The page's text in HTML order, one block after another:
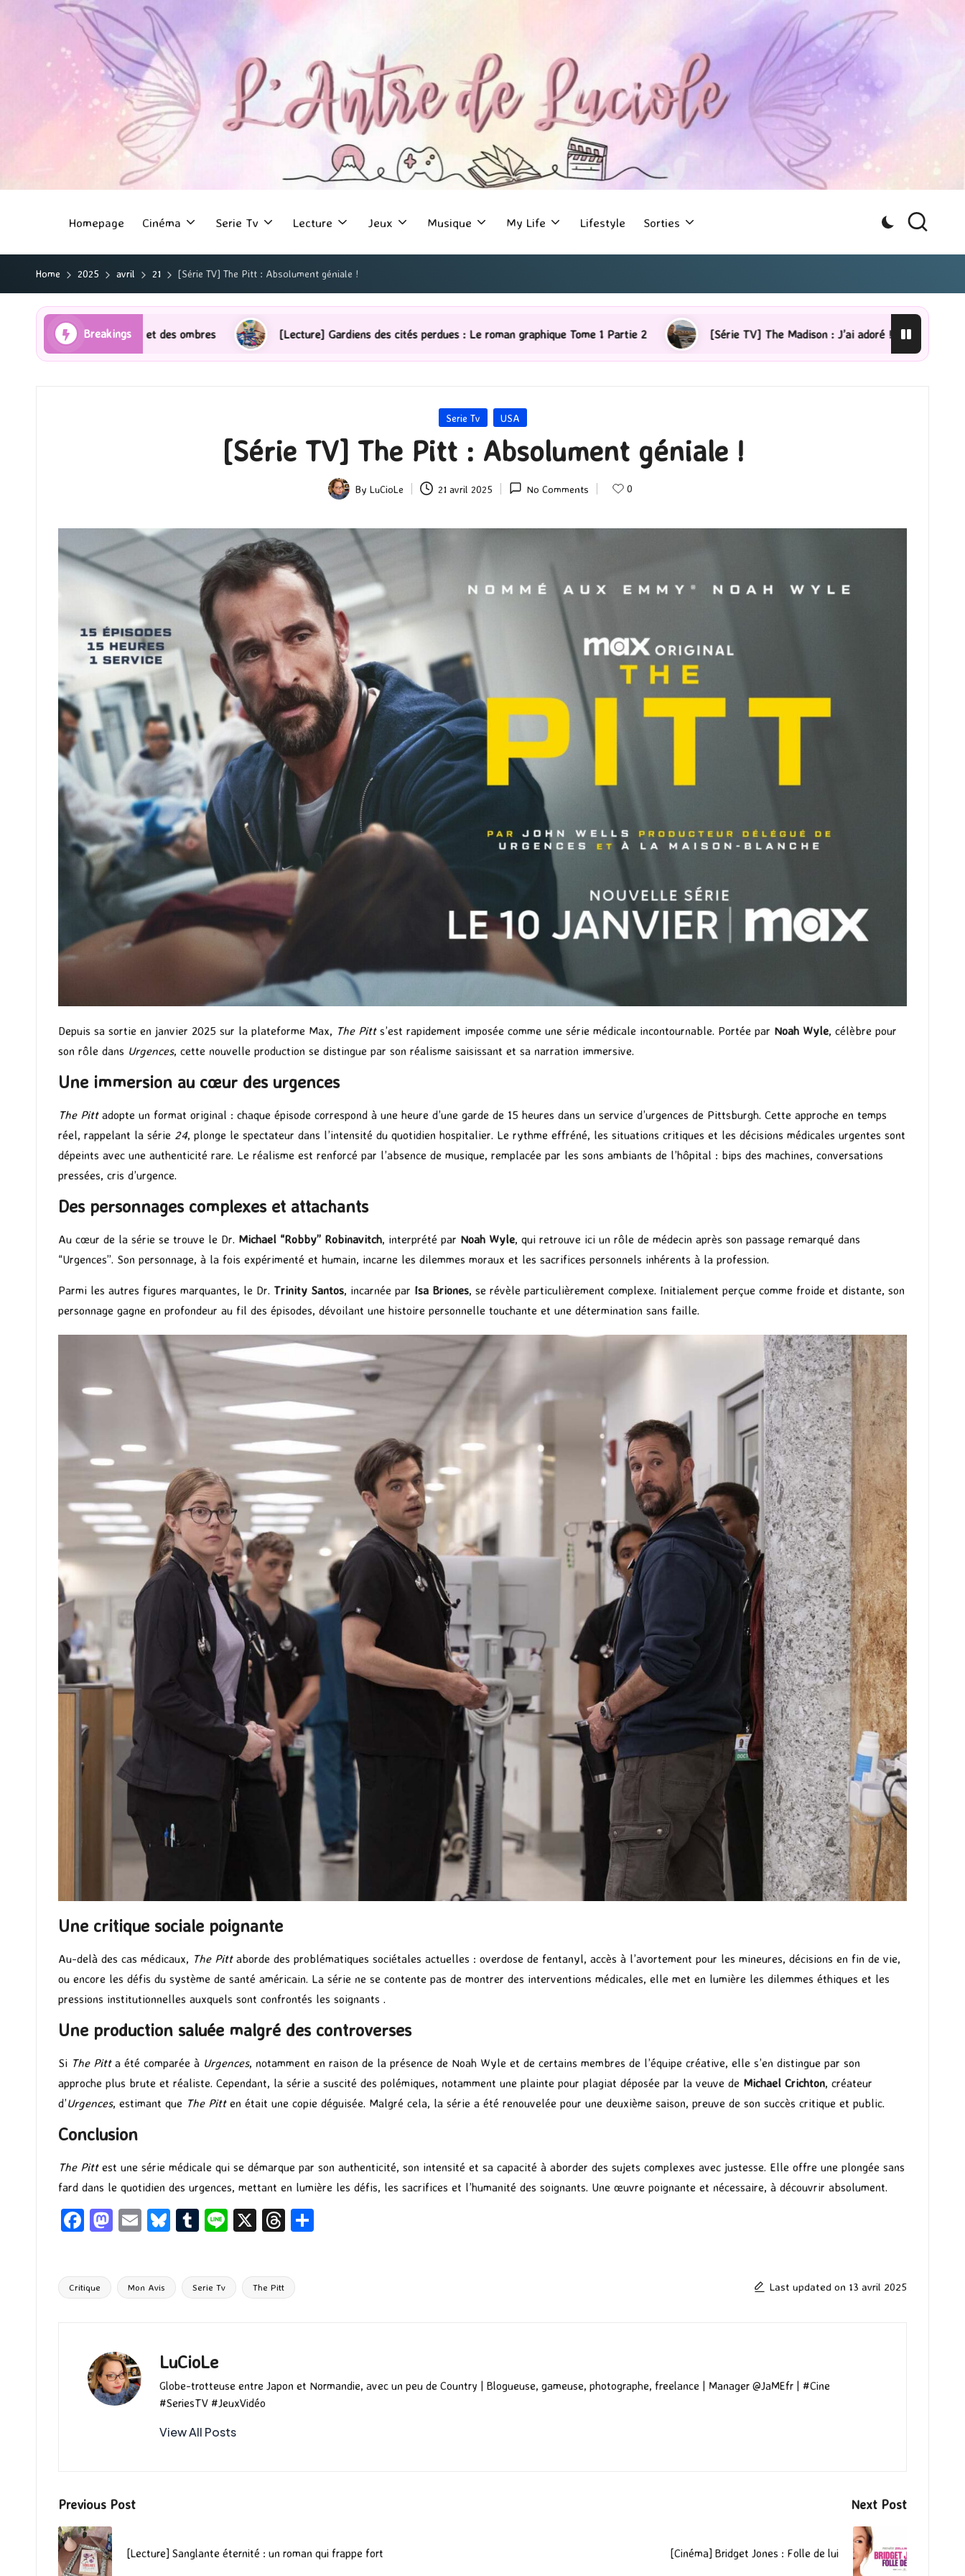
Homepage Cinéma Serie Tv Lecture Jeux Musique My Life Lifestyle Sorties
Home 2025 avril 21 [Série TV] The Pitt : Absolument géniale !
Breakings
ombres [Lecture] Gardiens des cités perdues : Le roman graphique Tome 1 Partie 2 [Série TV] The Madison : J’ai adoré ! [Lecture] La femme de ménage :
Posted
Serie Tv USA
[Série TV] The Pitt : Absolument géniale !
Posted
By LuCioLe 21 avril 2025 No Comments 0
Depuis sa sortie en janvier 2025 sur la plateforme Max, The Pitts’est rapidement imposée comme une série médicale incontournable. Portée par Noah Wyle, célèbre pour
son rôle dans Urgences, cette nouvelle production se distingue par son réalisme saisissant et sa narration immersive.
Une immersion au cœur des urgences
The Pittadopte un format original : chaque épisode correspond à une heure d’une garde de 15 heures dans un service d’urgences de Pittsburgh. Cette approche en temps
réel, rappelant la série 24, plonge le spectateur dans l’intensité du quotidien hospitalier. Le rythme effréné, les situations critiques et les décisions médicales urgentes sont
dépeints avec une authenticité rare. Le réalisme est renforcé par l’absence de musique, remplacée par les sons ambiants de l’hôpital : bips des machines, conversations
pressées, cris d’urgence.
Des personnages complexes et attachants
Au cœur de la série se trouve le Dr. Michael “Robby” Robinavitch, interprété par Noah Wyle, qui retrouve ici un rôle de médecin après son passage remarqué dans
“Urgences”. Son personnage, à la fois expérimenté et humain, incarne les dilemmes moraux et les sacrifices personnels inhérents à la profession.
Parmi les autres figures marquantes, le Dr. Trinity Santos, incarnée par Isa Briones, se révèle particulièrement complexe. Initialement perçue comme froide et distante, son
personnage gagne en profondeur au fil des épisodes, dévoilant une histoire personnelle touchante et une détermination sans faille.​
Une critique sociale poignante
Au-delà des cas médicaux, The Pittaborde des problématiques sociétales actuelles : overdose de fentanyl, accès à l’avortement pour les mineures, décisions en fin de vie,
ou encore les défis du système de santé américain. La série ne se contente pas de montrer des interventions médicales, elle met en lumière les dilemmes éthiques et les
pressions institutionnelles auxquels sont confrontés les soignants .
Une production saluée malgré des controverses
Si The Pitta été comparée à Urgences, notamment en raison de la présence de Noah Wyle et de certains membres de l’équipe créative, elle s’en distingue par son
approche plus brute et réaliste. Cependant, la série a suscité des polémiques, notamment une plainte pour plagiat déposée par la veuve de Michael Crichton, créateur
d’Urgences, estimant que The Pitten était une copie déguisée. Malgré cela, la série a été renouvelée pour une deuxième saison, preuve de son succès critique et public.​
Conclusion
The Pittest une série médicale qui se démarque par son authenticité, son intensité et sa capacité à aborder des sujets complexes avec justesse. Elle offre une plongée sans
fard dans le quotidien des urgences, mettant en lumière les défis, les sacrifices et l’humanité des soignants. Une œuvre poignante et nécessaire, à découvrir absolument.​
Fa
o
M
d
E
l
Bl
ky
T
bl
Li X
T
ds
Tags:
Critique Mon Avis Serie Tv The Pitt Last updated on 13 avril 2025
LuCioLe
Globe-trotteuse entre Japon et Normandie, avec un peu de Country | Blogueuse, gameuse, photographe, freelance | Manager @JaMEfr | #Cine
#SeriesTV #JeuxVidéo
View All Posts
Post
navigation
Previous Post
[Lecture] Sanglante éternité : un roman qui frappe fort
Next Post
[Cinéma] Bridget Jones : Folle de lui